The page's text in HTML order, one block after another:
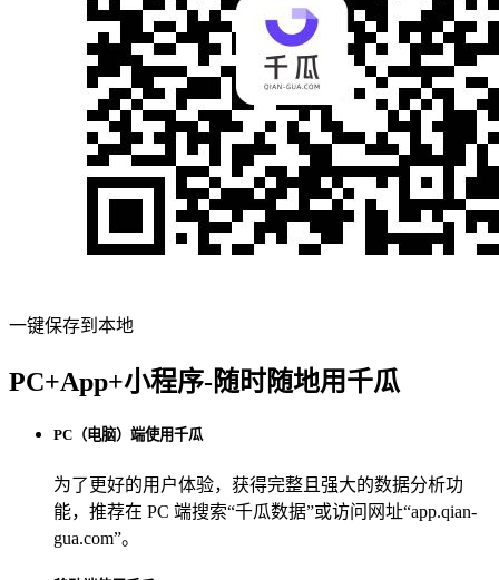
一键保存到本地
PC+App+小程序-随时随地用千瓜
PC（电脑）端使用千瓜
为了更好的用户体验，获得完整且强大的数据分析功
能，推荐在 PC 端搜索“千瓜数据”或访问网址“app.qian-
gua.com”。